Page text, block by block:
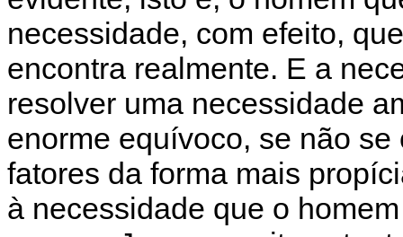
necessidade, com efeito,
encontra realmente. E a
resolver uma necessidade
enorme equívoco, se não
fatores da forma mais
à necessidade que o